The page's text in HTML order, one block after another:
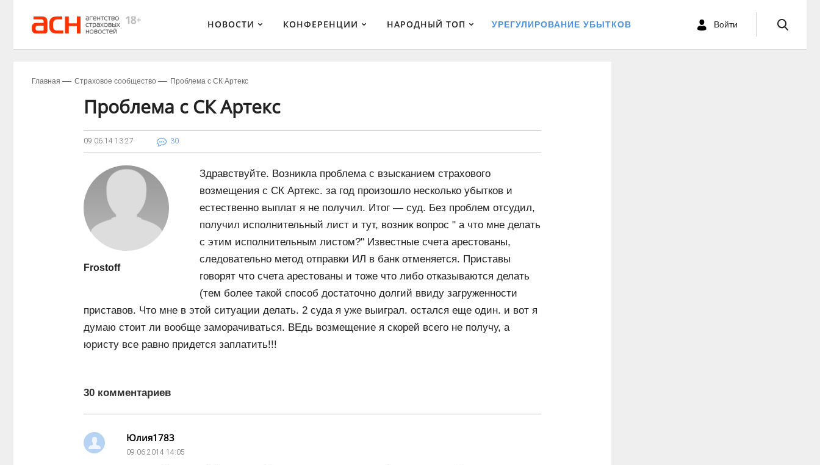
НОВОСТИ КОНФЕРЕНЦИИ НАРОДНЫЙ ТОП УРЕГУЛИРОВАНИЕ УБЫТКОВ Войти
Главная Страховое сообщество Проблема с СК Артекс
Проблема с СК Артекс
09.06.14 13:27 30
Frostoff
Здравствуйте. Возникла проблема с взысканием страхового
возмещения с СК Артекс. за год произошло несколько убытков и
естественно выплат я не получил. Итог — суд. Без проблем отсудил,
получил исполнительный лист и тут, возник вопрос " а что мне делать
с этим исполнительным листом?" Известные счета арестованы,
следовательно метод отправки ИЛ в банк отменяется. Приставы
говорят что счета арестованы и тоже что либо отказываются делать
(тем более такой способ достаточно долгий ввиду загруженности
приставов. Что мне в этой ситуации делать. 2 суда я уже выиграл. остался еще один. и вот я
думаю стоит ли вообще заморачиваться. ВЕдь возмещение я скорей всего не получу, а
юристу все равно придется заплатить!!!
30 комментариев
Юлия1783
09.06.2014 14:05